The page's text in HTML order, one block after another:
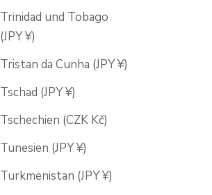
Trinidad und Tobago
(JPY ¥)
Tristan da Cunha (JPY ¥)
Tschad (JPY ¥)
Tschechien (CZK Kč)
Tunesien (JPY ¥)
Turkmenistan (JPY ¥)